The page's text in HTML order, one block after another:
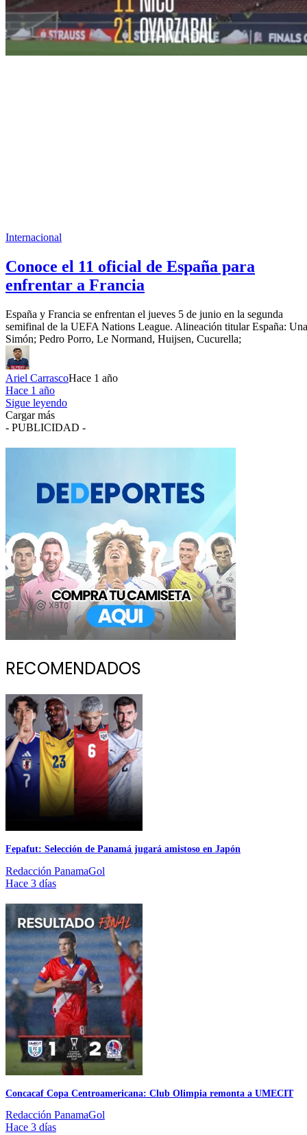
Internacional
Conoce el 11 oficial de España para
enfrentar a Francia
España y Francia se enfrentan el jueves 5 de junio en la segunda
semifinal de la UEFA Nations League. Alineación titular España:
Simón; Pedro Porro, Le Normand, Huijsen, Cucurella;
Ariel CarrascoHace 1 año
Hace 1 año
Sigue leyendo
Cargar más
- PUBLICIDAD -
RECOMENDADOS
Fepafut: Selección de Panamá jugará amistoso en Japón
Redacción PanamaGol
Hace 3 días
Concacaf Copa Centroamericana: Club Olimpia remonta a UMECIT
Redacción PanamaGol
Hace 3 días